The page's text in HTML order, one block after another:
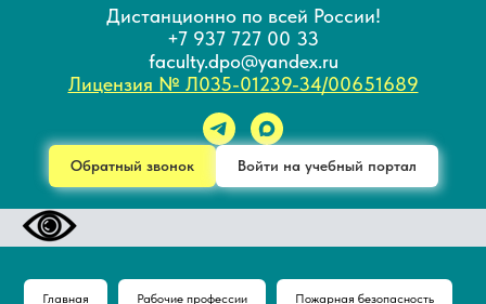
Дистанционно по всей России!
+7 937 727 00 33
faculty.dpo@yandex.ru
Лицензия № Л035-01239-34/00651689
Обратный звонок Войти на учебный портал
Главная Рабочие профессии Пожарная безопасность